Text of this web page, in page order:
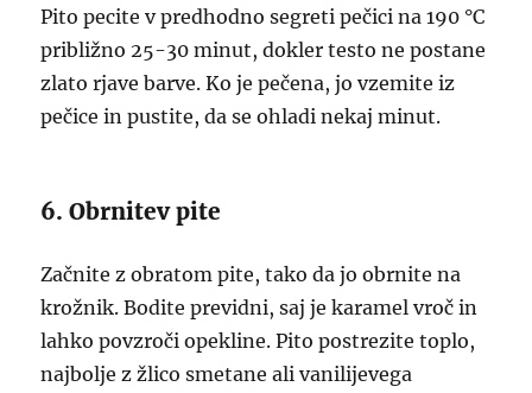
Pito pecite v predhodno segreti pečici na 190 °C
približno 25-30 minut, dokler testo ne postane
zlato rjave barve. Ko je pečena, jo vzemite iz
pečice in pustite, da se ohladi nekaj minut.
6. Obrnitev pite
Začnite z obratom pite, tako da jo obrnite na
krožnik. Bodite previdni, saj je karamel vroč in
lahko povzroči opekline. Pito postrezite toplo,
najbolje z žlico smetane ali vanilijevega